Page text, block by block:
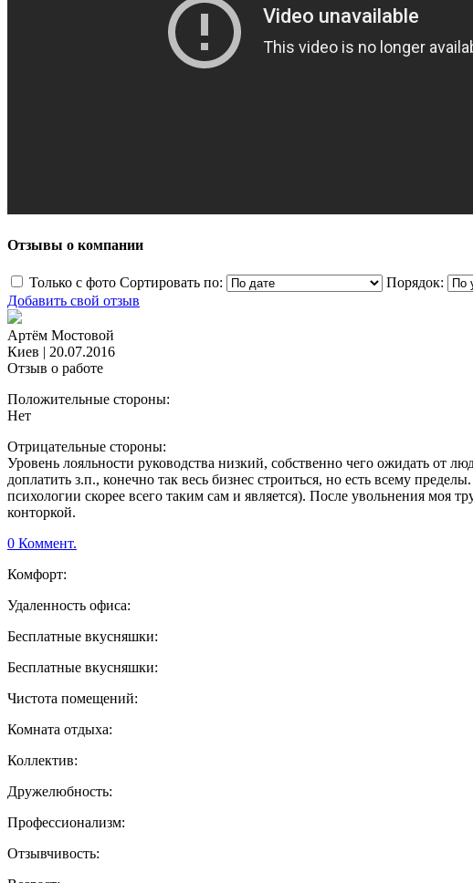
Отзывы о компании
Только с фото Сортировать по:
Порядок:
Добавить свой отзыв
Артём Мостовой
Киев | 20.07.2016
Отзыв о работе
Положительные стороны:
Нет
Отрицательные стороны:
Уровень лояльности руководства низкий, собственно чего ожидать от
доплатить з.п., конечно так весь бизнес строиться, но есть всему
психологии скорее всего таким сам и является). После увольнения моя
конторкой.
0 Коммент.
Комфорт:
Удаленность офиса:
Бесплатные вкусняшки:
Бесплатные вкусняшки:
Чистота помещений:
Комната отдыха:
Коллектив:
Дружелюбность:
Профессионализм:
Отзывчивость: